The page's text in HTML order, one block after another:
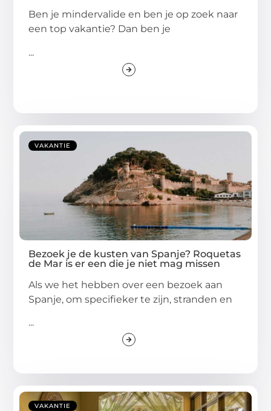
Ben je mindervalide en ben je op zoek naar
een top vakantie? Dan ben je
...
VAKANTIE
Bezoek je de kusten van Spanje? Roquetas
de Mar is er een die je niet mag missen
Als we het hebben over een bezoek aan
Spanje, om specifieker te zijn, stranden en
...
VAKANTIE